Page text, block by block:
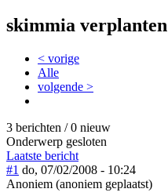
skimmia verplanten
< vorige
Alle
volgende >
3 berichten / 0 nieuw
Onderwerp gesloten
Laatste bericht
#1 do, 07/02/2008 - 10:24
Anoniem (anoniem geplaatst)